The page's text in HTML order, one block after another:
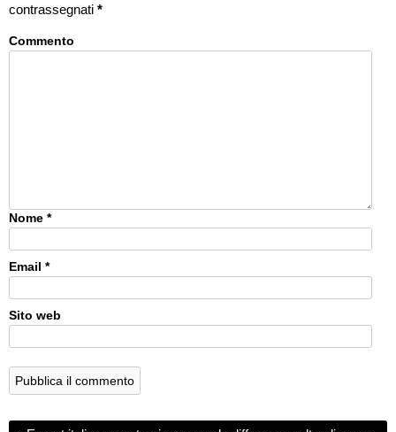
contrassegnati *
Commento
Nome *
Email *
Sito web